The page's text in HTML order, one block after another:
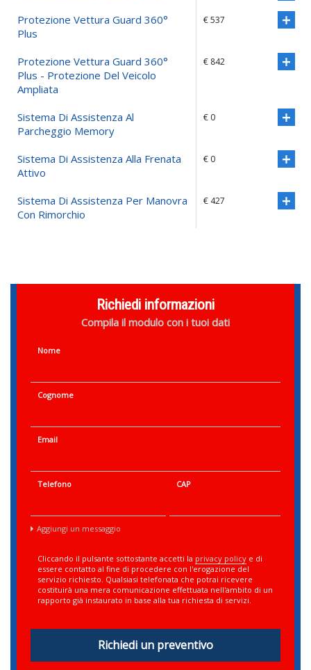
Protezione Vettura Guard 360°
Plus
€ 537
Protezione Vettura Guard 360°
Plus - Protezione Del Veicolo
Ampliata
€ 842
Sistema Di Assistenza Al
Parcheggio Memory
€ 0
Sistema Di Assistenza Alla Frenata
Attivo
€ 0
Sistema Di Assistenza Per Manovra
Con Rimorchio
€ 427
Richiedi informazioni
Compila il modulo con i tuoi dati
Nome
Cognome
Email
Telefono CAP
Aggiungi un messaggio
Cliccando il pulsante sottostante accetti la privacy policy e di
essere contatto al fine di procedere con l'erogazione del
servizio richiesto. Qualsiasi telefonata che potrai ricevere
costituirà una mera comunicazione effettuata nell'ambito di un
rapporto già instaurato in base alla tua richiesta di servizi.
Richiedi un preventivo